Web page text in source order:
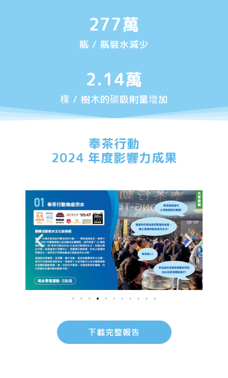
277萬
瓶 / 瓶裝水減少
2.14萬
棵 / 樹木的碳吸附量增加
奉茶行動
2024 年度影響力成果
下載完整報告